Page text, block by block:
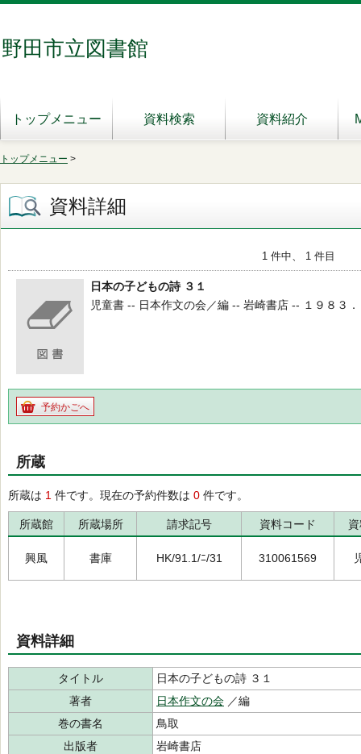
野田市立図書館
トップメニュー 資料検索 資料紹介
トップメニュー >
資料詳細
1 件中、 1 件目
日本の子どもの詩 ３１
児童書 -- 日本作文の会／編 -- 岩崎書店 -- １９８３
予約かごへ
所蔵
所蔵は 1 件です。現在の予約件数は 0 件です。
所蔵館 所蔵場所 請求記号 資料コード
興風 書庫 HK/91.1/ﾆ/31 310061569
資料詳細
タイトル
日本の子どもの詩 ３１
著者
日本作文の会 ／編
巻の書名
鳥取
出版者
岩崎書店